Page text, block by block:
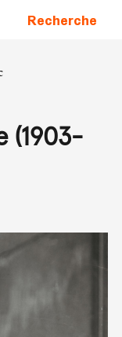
Recherche
(1903-